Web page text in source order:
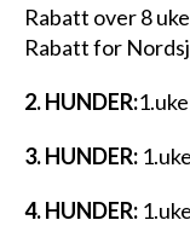
Rabatt over 8
Rabatt for
2. HUNDER:
3. HUNDER:
4. HUNDER: